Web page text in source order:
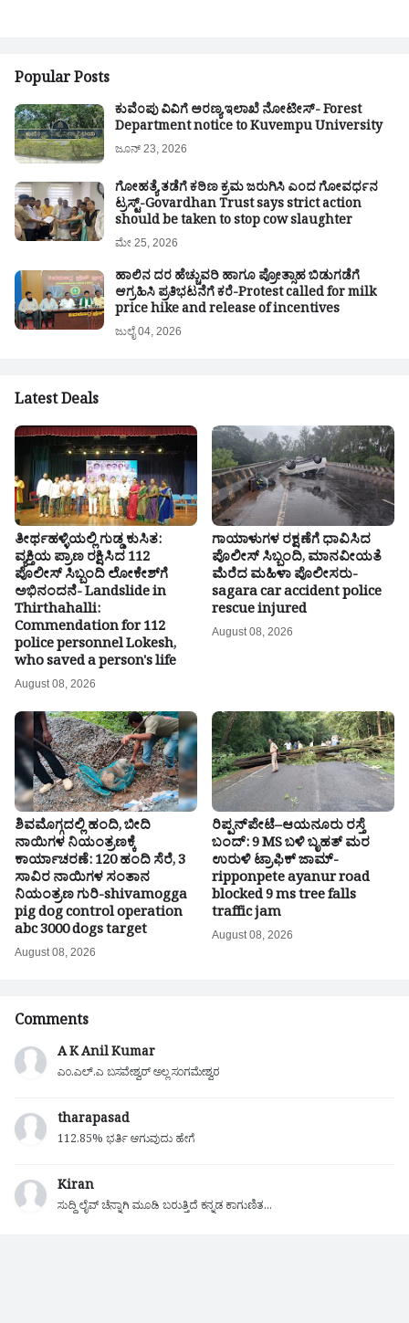
Popular Posts
ಕುವೆಂಪು ವಿವಿಗೆ ಅರಣ್ಯ ಇಲಾಖೆ ನೋಟೀಸ್- Forest
Department notice to Kuvempu University
ಜೂನ್ 23, 2026
ಗೋಹತ್ಯೆ ತಡೆಗೆ ಕಠಿಣ ಕ್ರಮ ಜರುಗಿಸಿ ಎಂದ ಗೋವರ್ಧನ
ಟ್ರಸ್ಟ್-Govardhan Trust says strict action
should be taken to stop cow slaughter
ಮೇ 25, 2026
ಹಾಲಿನ ದರ ಹೆಚ್ಚುವರಿ ಹಾಗೂ ಪ್ರೋತ್ಸಾಹ ಬಿಡುಗಡೆಗೆ
ಆಗ್ರಹಿಸಿ ಪ್ರತಿಭಟನೆಗೆ ಕರೆ-Protest called for milk
price hike and release of incentives
ಜುಲೈ 04, 2026
Latest Deals
ತೀರ್ಥಹಳ್ಳಿಯಲ್ಲಿ ಗುಡ್ಡ ಕುಸಿತ:
ವ್ಯಕ್ತಿಯ ಪ್ರಾಣ ರಕ್ಷಿಸಿದ 112
ಪೊಲೀಸ್ ಸಿಬ್ಬಂದಿ ಲೋಕೇಶ್‌ಗೆ
ಅಭಿನಂದನೆ- Landslide in
Thirthahalli:
Commendation for 112
police personnel Lokesh,
who saved a person's life
August 08, 2026
ಗಾಯಾಳುಗಳ ರಕ್ಷಣೆಗೆ ಧಾವಿಸಿದ
ಪೊಲೀಸ್ ಸಿಬ್ಬಂದಿ, ಮಾನವೀಯತೆ
ಮೆರೆದ ಮಹಿಳಾ ಪೊಲೀಸರು-
sagara car accident police
rescue injured
August 08, 2026
ಶಿವಮೊಗ್ಗದಲ್ಲಿ ಹಂದಿ, ಬೀದಿ
ನಾಯಿಗಳ ನಿಯಂತ್ರಣಕ್ಕೆ
ಕಾರ್ಯಾಚರಣೆ: 120 ಹಂದಿ ಸೆರೆ, 3
ಸಾವಿರ ನಾಯಿಗಳ ಸಂತಾನ
ನಿಯಂತ್ರಣ ಗುರಿ-shivamogga
pig dog control operation
abc 3000 dogs target
August 08, 2026
ರಿಪ್ಪನ್‌ಪೇಟೆ–ಆಯನೂರು ರಸ್ತೆ
ಬಂದ್: 9 MS ಬಳಿ ಬೃಹತ್ ಮರ
ಉರುಳಿ ಟ್ರಾಫಿಕ್ ಜಾಮ್-
ripponpete ayanur road
blocked 9 ms tree falls
traffic jam
August 08, 2026
Comments
A K Anil Kumar
ಎಂ.ಎಲ್.ಎ ಬಸವೇಶ್ವರ್ ಅಲ್ಲ ಸಂಗಮೇಶ್ವರ
tharapasad
112.85% ಭರ್ತಿ ಆಗುವುದು ಹೇಗೆ
Kiran
ಸುದ್ದಿ ಲೈವ್ ಚೆನ್ನಾಗಿ ಮೂಡಿ ಬರುತ್ತಿದೆ ಕನ್ನಡ ಕಾಗುಣಿತ...